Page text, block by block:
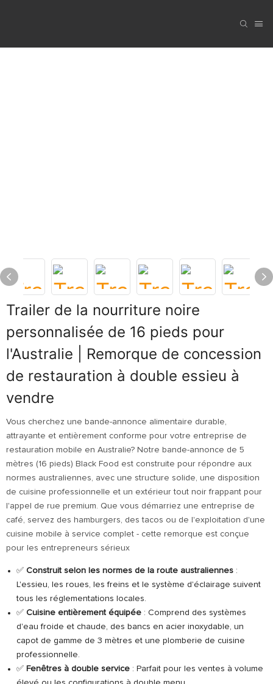
Trailer de la nourriture noire
personnalisée de 16 pieds pour
l'Australie | Remorque de concession
de restauration à double essieu à
vendre
Vous cherchez une bande-annonce alimentaire durable,
attrayante et entièrement conforme pour votre entreprise de
restauration mobile en Australie? Notre bande-annonce de 5
mètres (16 pieds) Black Food est construite pour répondre aux
normes australiennes, avec une structure solide, une disposition
de cuisine professionnelle et un extérieur tout noir frappant pour
l'appel de rue premium. Que vous démarriez une entreprise de
café, servez des hamburgers, des tacos ou de l'exploitation d'une
cuisine mobile à service complet - cette remorque est conçue
pour les entrepreneurs sérieux
✅ Construit selon les normes de la route australiennes :
L'essieu, les roues, les freins et le système d'éclairage suivent
tous les réglementations locales.
✅ Cuisine entièrement équipée : Comprend des systèmes
d'eau froide et chaude, des bancs en acier inoxydable, un
capot de gamme de 3 mètres et une plomberie de cuisine
professionnelle.
✅ Fenêtres à double service : Parfait pour les ventes à volume